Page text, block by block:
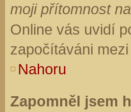
moji přítomnost
Online vás uvidí
započítáváni
Nahoru
Zapomněl jsem